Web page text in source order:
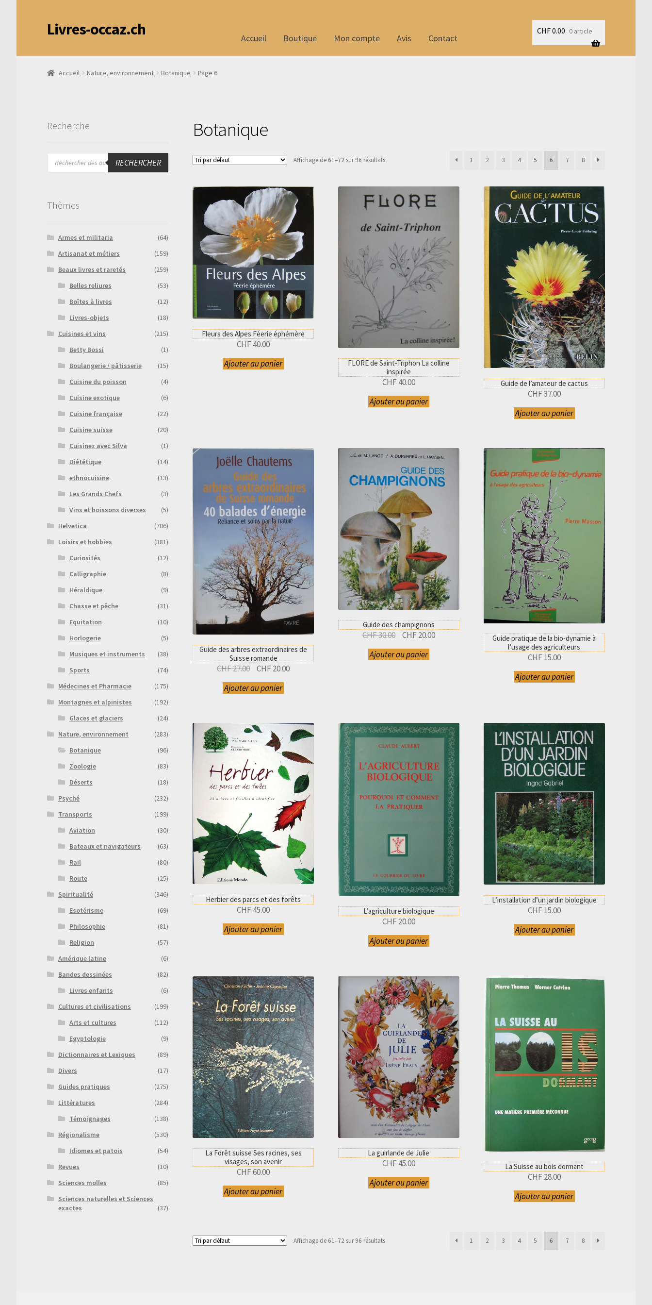
Livres-occaz.ch Accueil Boutique Mon compte Avis Contact
CHF0.00 0 article
Accueil Nature, environnement Botanique Page 6
Botanique
Affichage de 61–72 sur 96 résultats 1 2 3 4 5 6 7 8
Fleurs des Alpes Féerie éphémère
CHF 40.00
Ajouter au panier
FLORE de Saint-Triphon La colline
inspirée
CHF 40.00
Ajouter au panier
Guide de l’amateur de cactus
CHF37.00
Ajouter au panier
Guide des arbres extraordinaires de
Suisse romande
CHF27.00 Le
initial
CHF 20.00Le
Ajouter au panier
Guide des champignons
CHF30.00 Le
initial
CHF 20.00Le
Ajouter au panier
Guide pratique de la bio-dynamie à
l’usage des agriculteurs
CHF 15.00
Ajouter au panier
Herbier des parcs et des forêts
CHF 45.00
Ajouter au panier
L’agriculture biologique
CHF 20.00
Ajouter au panier
L’installation d’un jardin biologique
CHF 15.00
Ajouter au panier
La Forêt suisse Ses racines, ses
visages, son avenir
CHF60.00
Ajouter au panier
La guirlande de Julie
CHF 45.00
Ajouter au panier
La Suisse au bois dormant
CHF 28.00
Ajouter au panier
Affichage de 61–72 sur 96 résultats 1 2 3 4 5 6 7 8
Recherche
Recherche
produits
RECHERCHER
Thèmes
Armes et militaria
(64)
Artisanat et métiers
(159)
Beaux livres et raretés
(259)
Belles reliures
(53)
Boîtes à livres
(12)
Livres-objets
(18)
Cuisines et vins
(215)
Betty Bossi
(1)
Boulangerie / pâtisserie
(15)
Cuisine du poisson
(4)
Cuisine exotique
(6)
Cuisine française
(22)
Cuisine suisse
(20)
Cuisinez avec Silva
(1)
Diététique
(14)
ethnocuisine
(13)
Les Grands Chefs
(3)
Vins et boissons diverses
(5)
Helvetica
(706)
Loisirs et hobbies
(381)
Curiosités
(12)
Calligraphie
(8)
Héraldique
(9)
Chasse et pêche
(31)
Equitation
(10)
Horlogerie
(5)
Musiques et instruments
(38)
Sports
(74)
Médecines et Pharmacie
(175)
Montagnes et alpinistes
(192)
Glaces et glaciers
(24)
Nature, environnement
(283)
Botanique
(96)
Zoologie
(83)
Déserts
(18)
Psyché
(232)
Transports
(199)
Aviation
(30)
Bateaux et navigateurs
(63)
Rail
(80)
Route
(25)
Spiritualité
(346)
Esotérisme
(69)
Philosophie
(81)
Religion
(57)
Amérique latine
(6)
Bandes dessinées
(82)
Livres enfants
(6)
Cultures et civilisations
(199)
Arts et cultures
(112)
Egyptologie
(9)
Dictionnaires et Lexiques
(89)
Divers
(17)
Guides pratiques
(275)
Littératures
(284)
Témoignages
(138)
Régionalisme
(530)
Idiomes et patois
(54)
Revues
(10)
Sciences molles
(85)
Sciences naturelles et Sciences
exactes
(37)